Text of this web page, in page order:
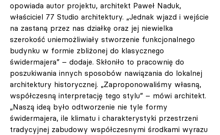
opowiada autor projektu, architekt Paweł Naduk,
właściciel 77 Studio architektury. „Jednak wjazd i wejście
na zastaną przez nas działkę oraz jej niewielka
szerokość uniemożliwiały stworzenie funkcjonalnego
budynku w formie zbliżonej do klasycznego
świdermajera” – dodaje. Skłoniło to pracownię do
poszukiwania innych sposobów nawiązania do lokalnej
architektury historycznej. „Zaproponowaliśmy własną,
współczesną interpretację tego stylu” – mówi architekt.
„Naszą ideą było odtworzenie nie tyle formy
świdermajera, ile klimatu i charakterystyki przestrzeni
tradycyjnej zabudowy współczesnymi środkami wyrazu